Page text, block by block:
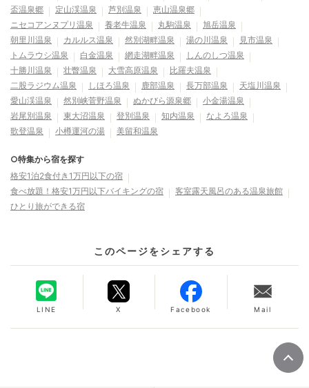
盃温泉郷
定山渓温泉 芦別温泉
恵山温泉郷
ニセコアンヌプリ温泉
養老牛温泉 丸駒温泉
旭岳温泉
朝里川温泉
カルルス温泉 然別湖畔温泉 湯の川温泉
見市温泉
トムラウシ温泉
白金温泉 網走湖畔温泉
しんのしつ温泉
十勝川温泉
壮瞥温泉 大雪高原温泉
比羅夫温泉
二股ラジウム温泉
しほろ温泉 鹿部温泉 長万部温泉
天塩川温泉
愛山渓温泉
然別峡菅野温泉 ぬかびら源泉郷
小金湯温泉
岩尾別温泉
東大沼温泉 登別温泉 知内温泉
なよろ温泉
歌登温泉
小樽運河の湯 美留和温泉
○特集から宿を探す
格安1泊2食付き1万円以下の宿
食べ放題！格安1万円以下バイキングの宿
客室露天風呂のある温泉旅館
ひとり旅ができる宿
このページをシェアする
LINE X Facebook Mail